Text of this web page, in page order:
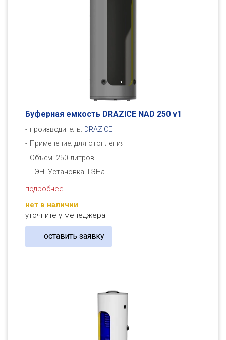
Буферная емкость DRAZICE NAD 250 v1
производитель: DRAZICE
Применение: для отопления
Объем: 250 литров
ТЭН: Установка ТЭНа
подробнее
нет в наличии
уточните у менеджера
оставить заявку